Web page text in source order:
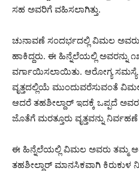
ಸಹ ಅವರಿಗೆ ವಹಿಸಲಾಗಿತ್ತು.
ಚುನಾವಣೆ ಸಂದರ್ಭದಲ್ಲಿ ವಿಮಲ
ಹಾಕಿದ್ದರು. ಈ ಹಿನ್ನೆಲೆಯಲ್ಲಿ ಅವರನ್ನು
ವರ್ಗಾಯಿಸಲಾಯಿತು. ಆರೋಗ್ಯ ಸಮಸ್ಯೆ
ವೃತ್ತದಲ್ಲಿಯೆ ಮುಂದುವರೆಸುವಂತೆ
ಆದರೆ ತಹಶೀಲ್ದಾರ್ ಇದಕ್ಕೆ ಒಪ್ಪದೆ
ಜೊತೆಗೆ ಮರತ್ತೂರು ವೃತ್ತವನ್ನು
ಈ ಹಿನ್ನೆಲೆಯಲ್ಲಿ ವಿಮಲ ಅವರು ತಮ್ಮ
ತಹಶೀಲ್ದಾರ್ ಮಾನಸಿಕವಾಗಿ ಕಿರುಕುಳ